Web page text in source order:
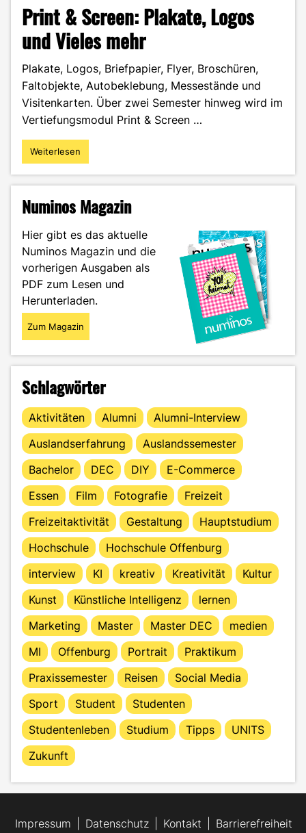
Print & Screen: Plakate, Logos
und Vieles mehr
Plakate, Logos, Briefpapier, Flyer, Broschüren,
Faltobjekte, Autobeklebung, Messestände und
Visitenkarten. Über zwei Semester hinweg wird im
Vertiefungsmodul Print & Screen …
"Print
&
Logos
Vieles
mehr"
Weiterlesen
Numinos Magazin
Hier gibt es das aktuelle
Numinos Magazin und die
vorherigen Ausgaben als
PDF zum Lesen und
Herunterladen.
Zum Magazin
Schlagwörter
Aktivitäten Alumni
Alumni-Interview
Auslandserfahrung
Auslandssemester
Bachelor
DEC DIY
E-Commerce
Essen
Film Fotografie
Freizeit
Freizeitaktivität
Gestaltung
Hauptstudium
Hochschule
Hochschule Offenburg
interview
KI kreativ Kreativität
Kultur
Kunst
Künstliche Intelligenz
lernen
Marketing
Master Master DEC
medien
MI
Offenburg Portrait
Praktikum
Praxissemester
Reisen
Social Media
Sport
Student
Studenten
Studentenleben
Studium Tipps
UNITS
Zukunft
Impressum Datenschutz Kontakt Barrierefreiheit